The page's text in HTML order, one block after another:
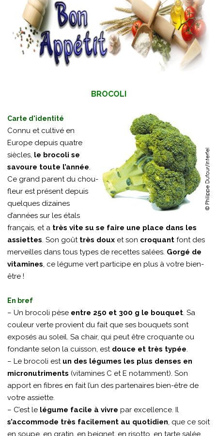
BROCOLI
Carte d'identité
Connu et cultivé en
Europe depuis quatre
siècles, le brocoli se
savoure toute l’année.
Ce grand parent du chou-
fleur est présent depuis
quelques dizaines
d’années sur les étals
français, et a très vite su se faire une place dans les
assiettes. Son goût très doux et son croquant font des
merveilles dans tous types de recettes salées. Gorgé de
vitamines, ce légume vert participe en plus à votre bien-
être !
En bref
– Un brocoli pèse entre 250 et 300 g le bouquet. Sa
couleur verte provient du fait que ses bouquets sont
exposés au soleil. Sa chair, qui peut être croquante ou
fondante selon la cuisson, est douce et très typée.
– Le brocoli est un des légumes les plus denses en
micronutriments (vitamines C et E notamment). Son
apport en fibres en fait l’un des partenaires bien-être de
votre assiette.
– C’est le légume facile à vivre par excellence. Il
s’accommode très facilement au quotidien, que ce soit